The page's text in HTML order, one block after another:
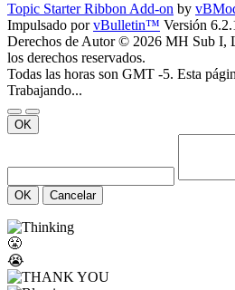
Topic Starter Ribbon Add-on by
Impulsado porvBulletin™ Versión
Derechos de Autor © 2026 MH Sub I,
los derechos reservados.
Todas las horas son GMT -5. Esta
Trabajando...
OK
OK Cancelar
😤
😭